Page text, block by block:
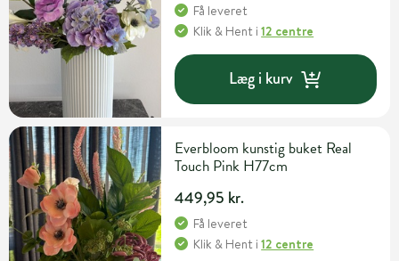
Få leveret
Klik & Hent i12 centre
Læg i kurv
Everbloom kunstig buket Real
Touch Pink H77cm
449,95 kr.
Få leveret
Klik & Hent i12 centre